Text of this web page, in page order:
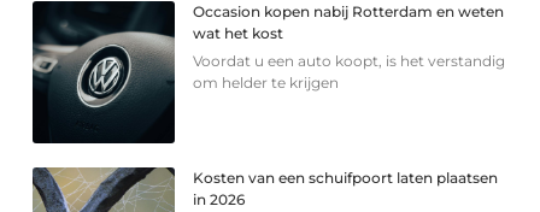
Occasion kopen nabij Rotterdam en weten
wat het kost
Voordat u een auto koopt, is het verstandig
om helder te krijgen
Kosten van een schuifpoort laten plaatsen
in 2026